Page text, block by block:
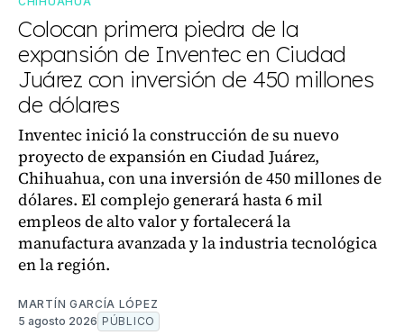
Colocan primera piedra de la
expansión de Inventec en Ciudad
Juárez con inversión de 450 millones
de dólares
Inventec inició la construcción de su nuevo
proyecto de expansión en Ciudad Juárez,
Chihuahua, con una inversión de 450 millones de
dólares. El complejo generará hasta 6 mil
empleos de alto valor y fortalecerá la
manufactura avanzada y la industria tecnológica
en la región.
MARTÍN GARCÍA LÓPEZ
5 agosto 2026 PÚBLICO